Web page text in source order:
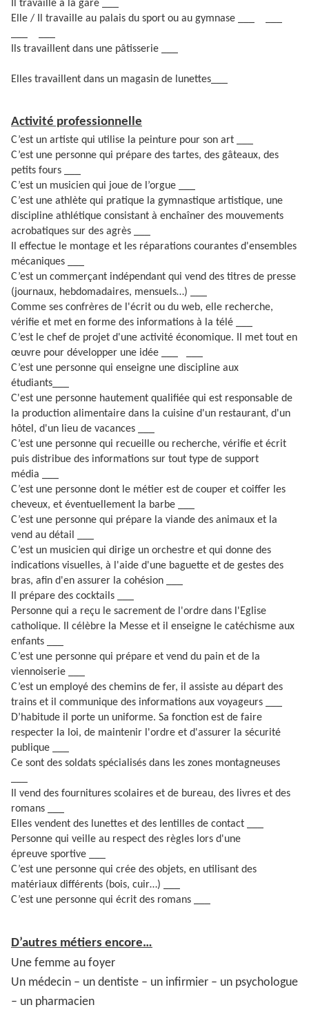
Il travaille à la gare ___
Elle / Il travaille au palais du sport ou au gymnase ___ ___
Ils travaillent dans une pâtisserie ___
Elles travaillent dans un magasin de lunettes___
Activité professionnelle
C’est un artiste qui utilise la peinture pour son art ___
C’est une personne qui prépare des tartes, des gâteaux, des
petits fours ___
C’est un musicien qui joue de l’orgue ___
C’est une athlète qui pratique la gymnastique artistique, une
discipline athlétique consistant à enchaîner des mouvements
acrobatiques sur des agrès ___
Il effectue le montage et les réparations courantes d'ensembles
mécaniques ___
C’est un commerçant indépendant qui vend des titres de presse
(journaux, hebdomadaires, mensuels…) ___
Comme ses confrères de l'écrit ou du web, elle recherche,
vérifie et met en forme des informations à la télé ___
C’est le chef de projet d'une activité économique. Il met tout en
œuvre pour développer une idée ___ ___
C’est une personne qui enseigne une discipline aux
étudiants___
C'est une personne hautement qualifiée qui est responsable de
la production alimentaire dans la cuisine d'un restaurant, d'un
hôtel, d'un lieu de vacances ___
C’est une personne qui recueille ou recherche, vérifie et écrit
puis distribue des informations sur tout type de support
média ___
C’est une personne dont le métier est de couper et coiffer les
cheveux, et éventuellement la barbe ___
C’est une personne qui prépare la viande des animaux et la
vend au détail ___
C’est un musicien qui dirige un orchestre et qui donne des
indications visuelles, à l'aide d'une baguette et de gestes des
bras, afin d'en assurer la cohésion ___
Il prépare des cocktails ___
Personne qui a reçu le sacrement de l'ordre dans l'Eglise
catholique. Il célèbre la Messe et il enseigne le catéchisme aux
enfants ___
C’est une personne qui prépare et vend du pain et de la
viennoiserie ___
C’est un employé des chemins de fer, il assiste au départ des
trains et il communique des informations aux voyageurs ___
D’habitude il porte un uniforme. Sa fonction est de faire
respecter la loi, de maintenir l'ordre et d'assurer la sécurité
publique ___
Ce sont des soldats spécialisés dans les zones montagneuses
Il vend des fournitures scolaires et de bureau, des livres et des
romans ___
Elles vendent des lunettes et des lentilles de contact ___
Personne qui veille au respect des règles lors d'une
épreuve sportive ___
C’est une personne qui crée des objets, en utilisant des
matériaux différents (bois, cuir…) ___
C’est une personne qui écrit des romans ___
D’autres métiers encore…
Une femme au foyer
Un médecin – un dentiste – un infirmier – un psychologue
– un pharmacien